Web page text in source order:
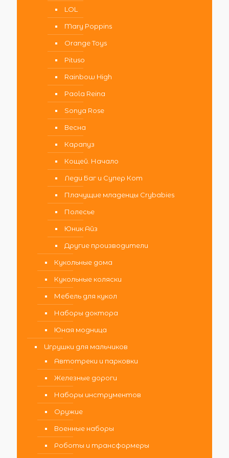
LOL
Mary Poppins
Orange Toys
Pituso
Rainbow High
Paola Reina
Sonya Rose
Весна
Карапуз
Кощей. Начало
Леди Баг и Супер Кот
Плачущие младенцы Crybabies
Полесье
Юник Айз
Другие производители
Кукольные дома
Кукольные коляски
Мебель для кукол
Наборы доктора
Юная модница
Игрушки для мальчиков
Автотреки и парковки
Железные дороги
Наборы инструментов
Оружие
Военные наборы
Роботы и трансформеры